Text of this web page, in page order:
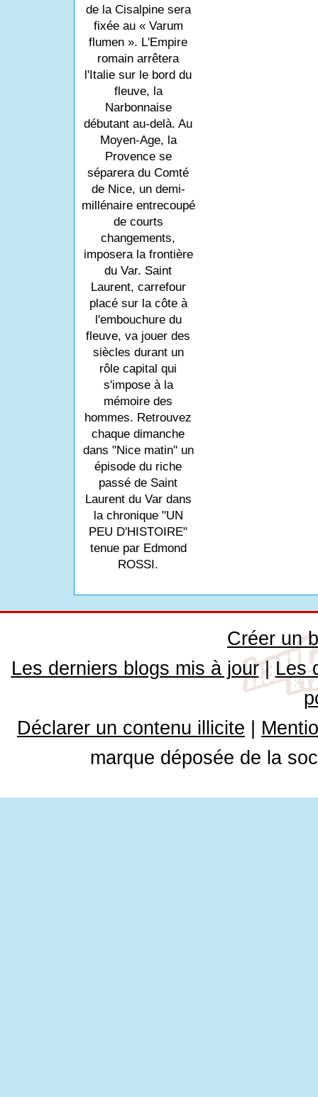
de la Cisalpine sera
fixée au « Varum
flumen ». L'Empire
romain arrêtera
l'Italie sur le bord du
fleuve, la
Narbonnaise
débutant au-delà. Au
Moyen-Age, la
Provence se
séparera du Comté
de Nice, un demi-
millénaire entrecoupé
de courts
changements,
imposera la frontière
du Var. Saint
Laurent, carrefour
placé sur la côte à
l'embouchure du
fleuve, va jouer des
siècles durant un
rôle capital qui
s'impose à la
mémoire des
hommes. Retrouvez
chaque dimanche
dans "Nice matin" un
épisode du riche
passé de Saint
Laurent du Var dans
la chronique "UN
PEU D'HISTOIRE"
tenue par Edmond
ROSSI.
Créer un
Les derniers blogs mis à jour| Les
Déclarer un contenu illicite
marque déposée de la